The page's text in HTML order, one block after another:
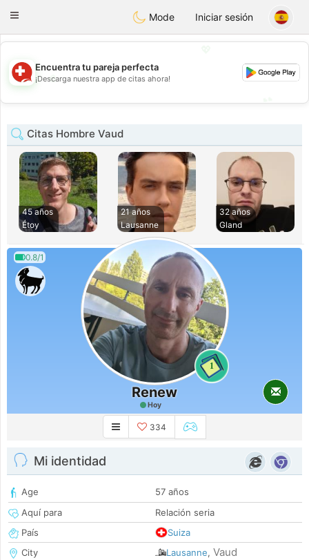
Suissi
Toggle
Mode Iniciar sesión
💖
💕
Encuentra tu pareja perfecta
¡Descarga nuestra app de citas ahora!
Citas Hombre Vaud
45 años
Étoy
21 años
Lausanne
32 años
Gland
0.8/1
1
Renew
Hoy
334
Mi identidad
Age
57 años
Aquí para
Relación seria
País
Suiza
City
Lausanne, Vaud